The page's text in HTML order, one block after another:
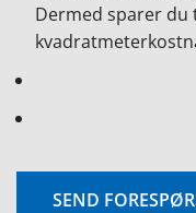
Dermed sparer du
SEND